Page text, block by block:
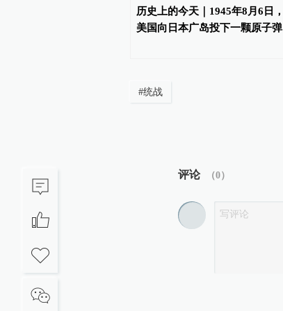
历史上的今天｜1945年8月6日，
美国向日本广岛投下一颗原子弹
#统战
评论 （0）